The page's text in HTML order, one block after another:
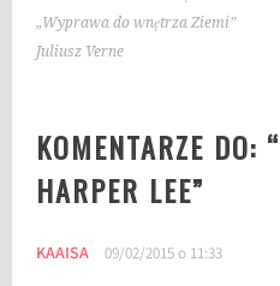
:
,
WPISU
„Wyprawa do wnętrza Ziemi”
Juliusz Verne
KOMENTARZE DO: “
HARPER LEE”
KAAISA 09/02/2015 o 11:33